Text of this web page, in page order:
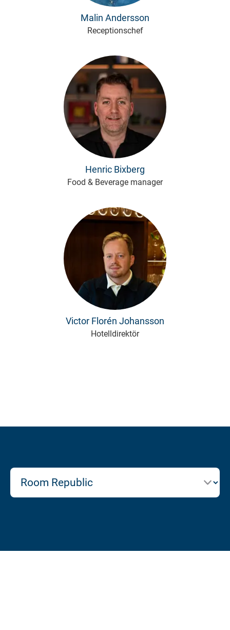
Malin Andersson
Receptionschef
Henric Bixberg
Food & Beverage manager
Victor Florén Johansson
Hotelldirektör